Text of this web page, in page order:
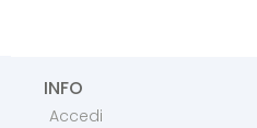
INFO
Accedi